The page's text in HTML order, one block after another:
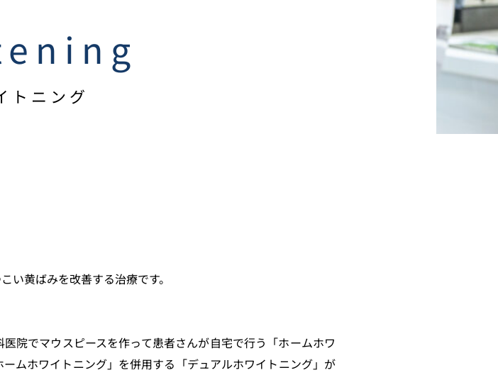
トニング
い黄ばみを改善する治療です。
院でマウスピースを作って患者さんが自宅で行う「ホームホワ
ムホワイトニング」を併用する「デュアルホワイトニング」が